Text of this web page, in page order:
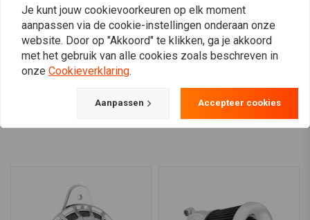
Davidson S&S B/D
€79,06
Rood
€15,44
Je kunt jouw cookievoorkeuren op elk moment
aanpassen via de cookie-instellingen onderaan onze
website. Door op "Akkoord" te klikken, ga je akkoord
met het gebruik van alle cookies zoals beschreven in
onze Cookieverklaring.
Aanpassen Accepteer cookies